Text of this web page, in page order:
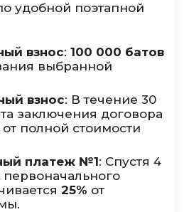
удобной поэтапной
взнос:100 000 батов
выбранной
взнос: В течение 30
заключения договора
от полной стоимости
платеж №1: Спустя 4
25% от